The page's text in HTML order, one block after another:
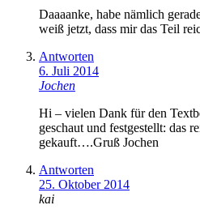
Daaaanke, habe nämlich
weiß jetzt, dass mir das Teil
Antworten
6. Juli 2014
Jochen
Hi – vielen Dank für den
geschaut und festgestellt: das
gekauft….Gruß Jochen
Antworten
25. Oktober 2014
kai